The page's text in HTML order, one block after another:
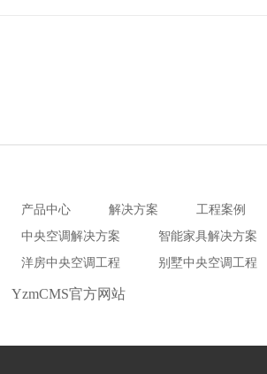
产品中心 解决方案 工程案例
中央空调解决方案 智能家具解决方案
洋房中央空调工程 别墅中央空调工程
YzmCMS官方网站